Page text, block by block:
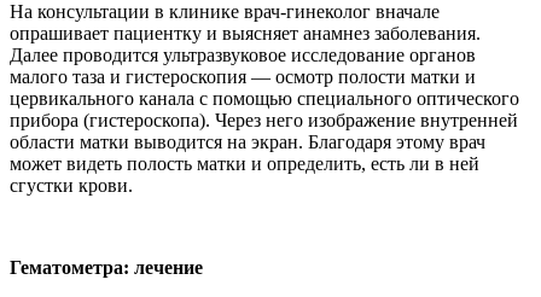
На консультации в клинике врач-гинеколог вначале
опрашивает пациентку и выясняет анамнез заболевания.
Далее проводится ультразвуковое исследование органов
малого таза и гистероскопия — осмотр полости матки и
цервикального канала с помощью специального оптического
прибора (гистероскопа). Через него изображение внутренней
области матки выводится на экран. Благодаря этому врач
может видеть полость матки и определить, есть ли в ней
сгустки крови.
Гематометра: лечение